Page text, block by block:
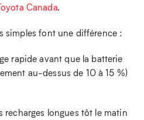
Canada.
simples font une différence :
rapide avant que la batterie
au‑dessus de 10 à 15 %)
recharges longues tôt le matin